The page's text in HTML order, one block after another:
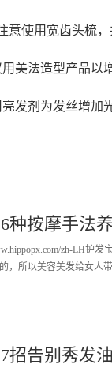
意使用宽齿头梳
美法造型产品以
发剂为发丝增加
种按摩手法
zh-LH护
，所以美容美发给女人
招告别秀发